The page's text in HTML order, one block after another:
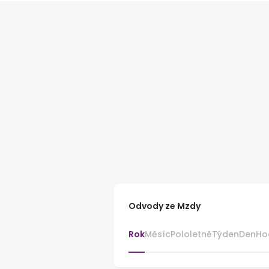
Odvody ze Mzdy
RokMěsícPololetněTýdenDen